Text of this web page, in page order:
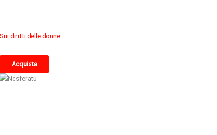
Sui diritti delle donne
Acquista